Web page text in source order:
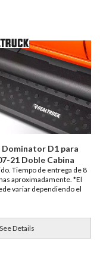
D1 para
21 Doble Cabina
Tiempo de entrega de 8
aproximadamente. *El
variar dependiendo el
See Details